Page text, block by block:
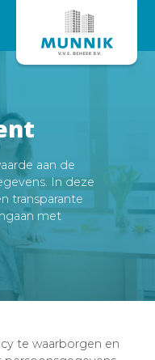
aan de
In deze
transparante
met
te waarborgen en